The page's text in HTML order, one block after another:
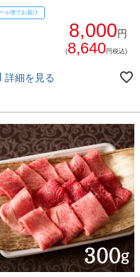
一覧
ル便でお届け
8,000円
(8,640円税込)
詳細を見る